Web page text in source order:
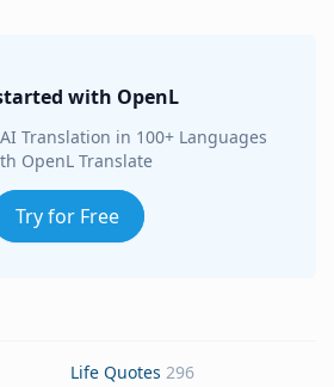
with OpenL
Translation in 100+ Languages
OpenL Translate
Try for Free
Life Quotes 296